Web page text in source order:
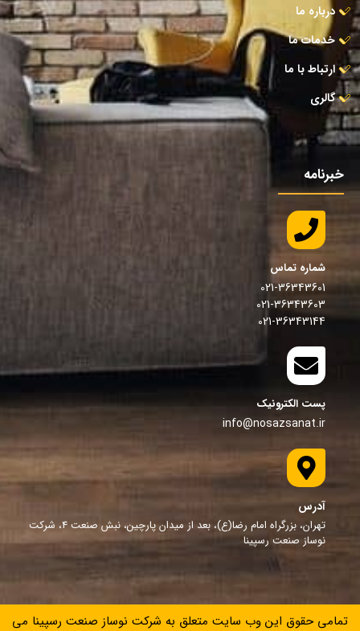
درباره ما
خدمات ما
ارتباط با ما
گالری
خبرنامه
شماره تماس
021-36343601
021-36343603
021-36343144
پست الکترونیک
info@nosazsanat.ir
آدرس
تهران، بزرگراه امام رضا(ع)، بعد از میدان پارچین، نبش صنعت 4، شرکت
نوساز صنعت رسپینا
تمامی حقوق این وب سایت متعلق به شرکت نوساز صنعت رسپینا می